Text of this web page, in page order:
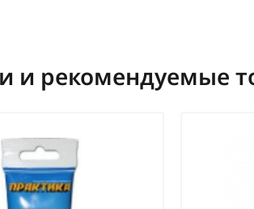
и рекомендуемые